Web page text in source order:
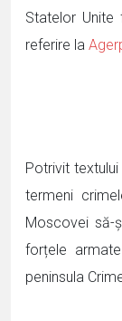
Statelor Unite
referire la
Potrivit
termeni
Moscovei să-
forțele
peninsula